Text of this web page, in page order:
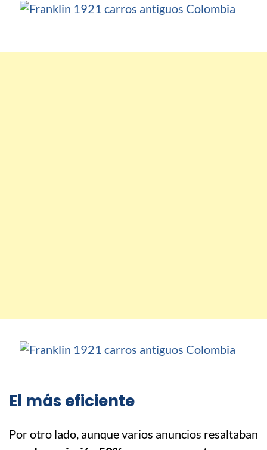
El más eficiente
Por otro lado, aunque varios anuncios resaltaban